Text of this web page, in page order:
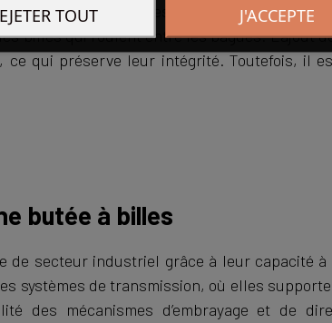
optimales lorsqu’elles sont
billes qui roulent entre les bagues.
qui préserve leur intégrité. Toutefois, il
butée à billes
secteur industriel grâce à leur capacité
systèmes de transmission, où elles
des mécanismes d’embrayage et de
TOUT J'ACCEPTE